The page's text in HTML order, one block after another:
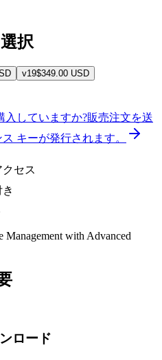
択
v19$349.00 USD
入していますか?販売注文を送
キーが発行されます。
セス
Management with Advanced
ロード